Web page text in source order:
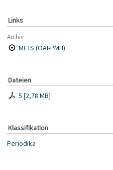
Links
Archiv
METS (OAI-PMH)
Dateien
5 [2,78 MB]
Klassifikation
Periodika